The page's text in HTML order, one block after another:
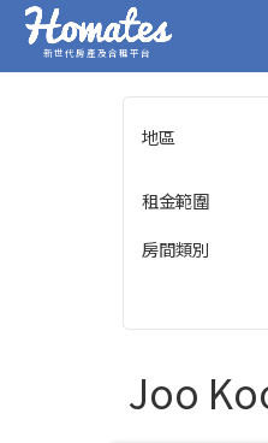
新世代房產及合租平台
地區
租金範圍
房間類別
Joo